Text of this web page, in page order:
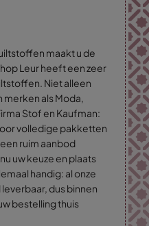
maakt u de
Leur heeft een zeer
Niet alleen
als Moda,
Stof en Kaufman:
volledige pakketten
ruim aanbod
uw keuze en plaats
handig: al onze
dus binnen
bestelling thuis